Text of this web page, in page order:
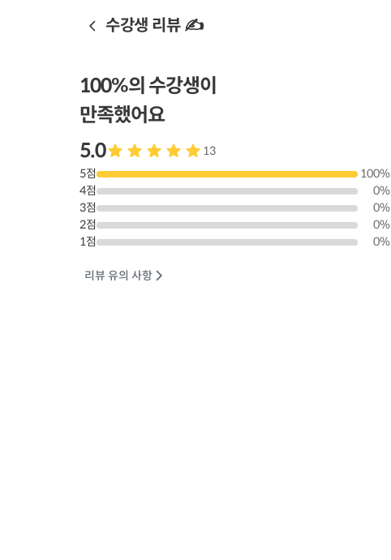
수강생 리뷰 ✍️
100%의 수강생이
만족했어요
5.0
13
5점 100%
4점 0%
3점 0%
2점 0%
1점 0%
리뷰 유의 사항